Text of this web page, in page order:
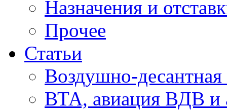
Назначения и
Прочее
Статьи
Воздушно-десантная
ВТА, авиация ВДВ и